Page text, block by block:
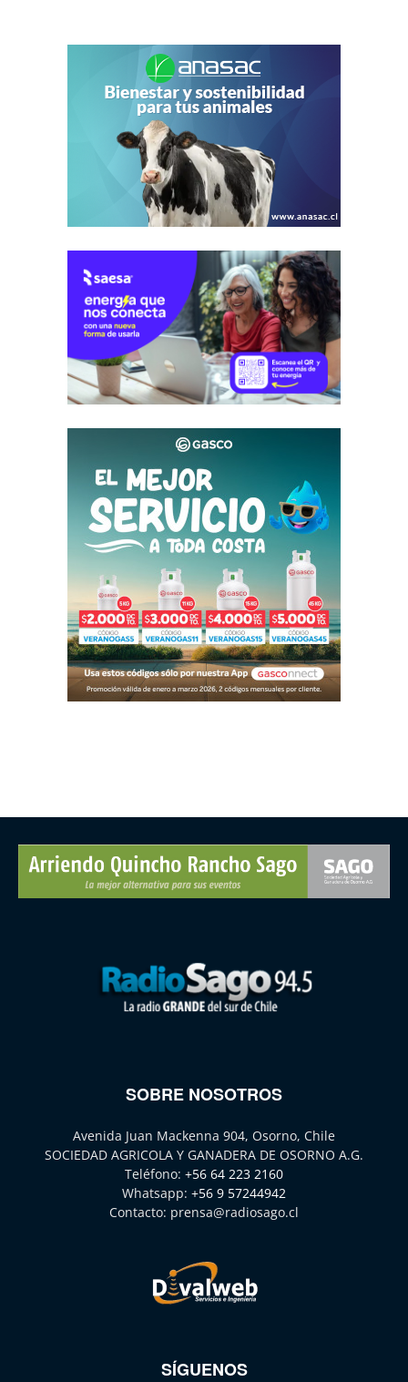
SOBRE NOSOTROS
Avenida Juan Mackenna 904, Osorno, Chile
SOCIEDAD AGRICOLA Y GANADERA DE OSORNO A.G.
Teléfono: +56 64 223 2160
Whatsapp: +56 9 57244942
Contacto: prensa@radiosago.cl
SÍGUENOS